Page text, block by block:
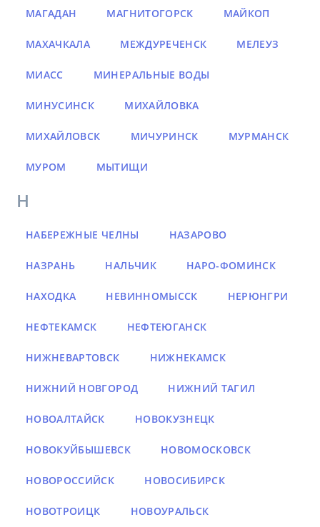
МАГАДАН МАГНИТОГОРСК МАЙКОП
МАХАЧКАЛА МЕЖДУРЕЧЕНСК МЕЛЕУЗ
МИАСС МИНЕРАЛЬНЫЕ ВОДЫ
МИНУСИНСК МИХАЙЛОВКА
МИХАЙЛОВСК МИЧУРИНСК МУРМАНСК
МУРОМ МЫТИЩИ
Н
НАБЕРЕЖНЫЕ ЧЕЛНЫ НАЗАРОВО
НАЗРАНЬ НАЛЬЧИК НАРО-ФОМИНСК
НАХОДКА НЕВИННОМЫССК НЕРЮНГРИ
НЕФТЕКАМСК НЕФТЕЮГАНСК
НИЖНЕВАРТОВСК НИЖНЕКАМСК
НИЖНИЙ НОВГОРОД НИЖНИЙ ТАГИЛ
НОВОАЛТАЙСК НОВОКУЗНЕЦК
НОВОКУЙБЫШЕВСК НОВОМОСКОВСК
НОВОРОССИЙСК НОВОСИБИРСК
НОВОТРОИЦК НОВОУРАЛЬСК